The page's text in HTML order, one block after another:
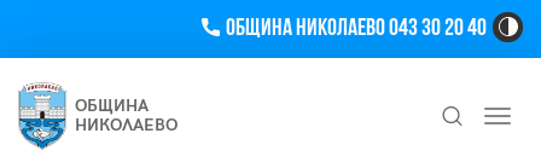
Телефон
Община Николаево 043 30 20 40
ОБЩИНА
НИКОЛАЕВО